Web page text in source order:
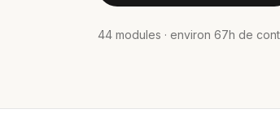
44 modules · environ 67h de